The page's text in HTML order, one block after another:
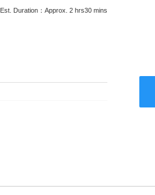
Est. Duration：Approx. 2 hrs30 mins